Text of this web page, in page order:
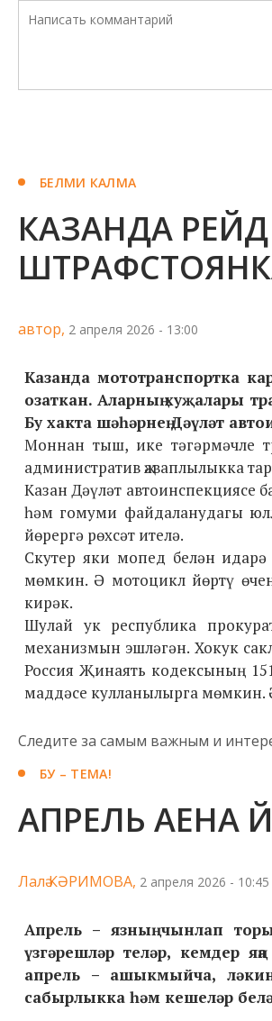
БЕЛМИ КАЛМА
КАЗАНДА
автор, 2 апреля 2026 - 13:00
Казанда мототранспортка
озаткан. Аларның хуҗалары
Бу хакта шәһәрнең Дәүләт
Моннан тыш, ике тәгәрмәчле
административ җаваплылыкка
Казан Дәүләт автоинспекциясе
һәм гомуми файдаланудагы
йөрергә рөхсәт ителә.
Скутер яки мопед белән
мөмкин. Ә мотоцикл йөртү
кирәк.
Шулай ук республика
механизмын эшләгән. Хокук
Россия Җинаять кодексының
маддәсе кулланылырга мөмкин.
Следите за самым важным и
БУ – ТЕМА!
АПРЕЛЬ АЕНА
Лалә КӘРИМОВА, 2 апреля 2026 - 10:45
Апрель – язның чынлап
үзгәрешләр теләр, кемдер
апрель – ашыкмыйча,
сабырлыкка һәм кешеләр